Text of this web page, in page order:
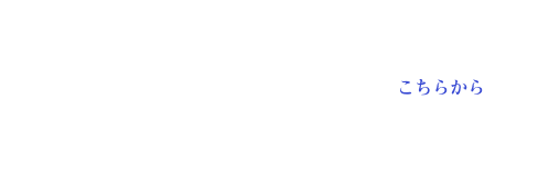
こちらから